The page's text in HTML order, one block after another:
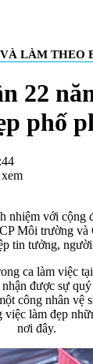
LÀM THEO
22
phố
nhiệm với cộng
Môi trường và
tin tưởng,
ca làm việc
được sự
công nhân vệ
việc làm đẹp
nơi đây.